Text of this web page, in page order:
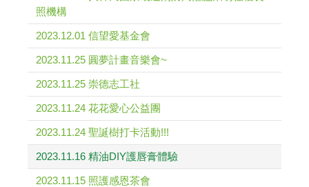
照機構
2023.12.01 信望愛基金會
2023.11.25 圓夢計畫音樂會~
2023.11.25 崇德志工社
2023.11.24 花花愛心公益團
2023.11.24 聖誕樹打卡活動!!!
2023.11.16 精油DIY護唇膏體驗
2023.11.15 照護感恩茶會